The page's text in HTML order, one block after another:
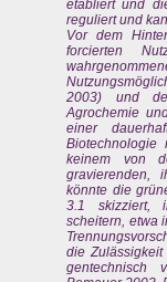
etabliert und
reguliert und
Vor dem
forcierten
2003) und
Agrochemie
einer
keinem von
gravierenden,
könnte die
3.1 skizziert,
scheitern, etwa
die
gentechnisch